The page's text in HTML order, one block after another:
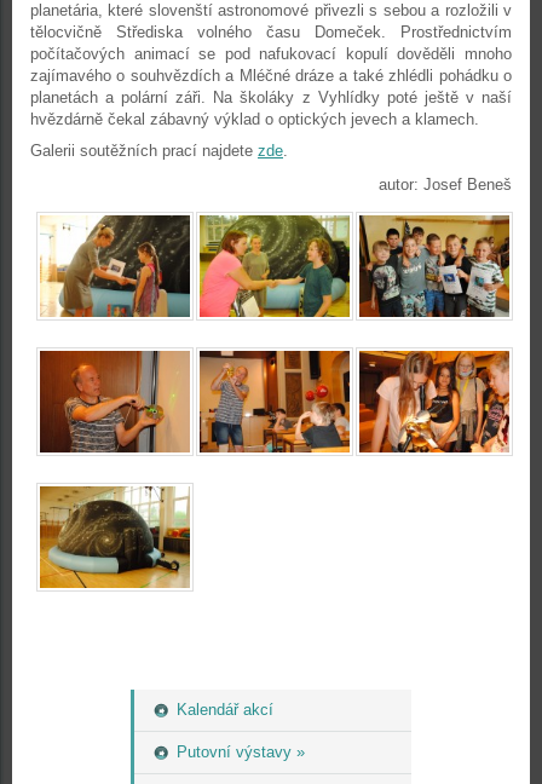
Kalendář akcí
Putovní výstavy »
planetária, které slovenští astronomové přivezli s sebou a rozložili v
tělocvičně Střediska volného času Domeček. Prostřednictvím
počítačových animací se pod nafukovací kopulí dověděli mnoho
zajímavého o souhvězdích a Mléčné dráze a také zhlédli pohádku o
planetách a polární záři. Na školáky z Vyhlídky poté ještě v naší
hvězdárně čekal zábavný výklad o optických jevech a klamech.
Galerii soutěžních prací najdete zde.
autor: Josef Beneš